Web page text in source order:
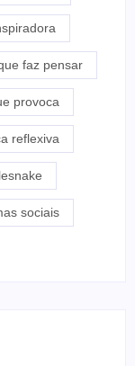
faz pensar
provoca
reflexiva
sociais